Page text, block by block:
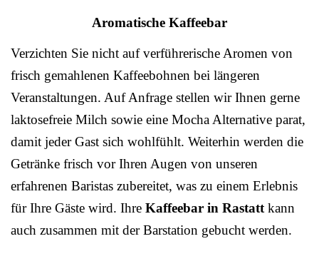
Aromatische Kaffeebar
Verzichten Sie nicht auf verführerische Aromen von
frisch gemahlenen Kaffeebohnen bei längeren
Veranstaltungen. Auf Anfrage stellen wir Ihnen gerne
laktosefreie Milch sowie eine Mocha Alternative parat,
damit jeder Gast sich wohlfühlt. Weiterhin werden die
Getränke frisch vor Ihren Augen von unseren
erfahrenen Baristas zubereitet, was zu einem Erlebnis
für Ihre Gäste wird. Ihre Kaffeebar in Rastatt kann
auch zusammen mit der Barstation gebucht werden.